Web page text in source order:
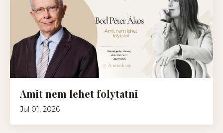
Amit nem lehet folytatni
Jul 01, 2026